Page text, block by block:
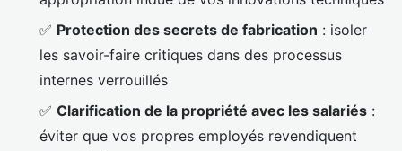
✅ Protection des secrets de fabrication : isoler
les savoir-faire critiques dans des processus
internes verrouillés
✅ Clarification de la propriété avec les salariés :
éviter que vos propres employés revendiquent